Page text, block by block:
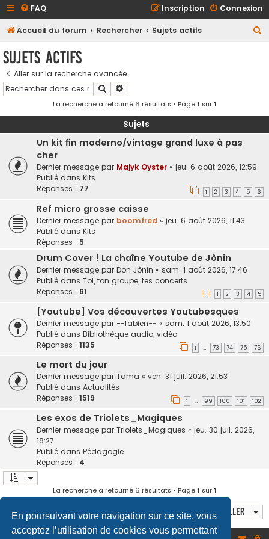
En poursuivant votre navigation sur ce site, vous
acceptez l’utilisation de cookies vous permettant
FAQ Connexion
Inscription
Accueil du forum Rechercher Sujets actifs
Sujets actifs
Aller sur la recherche avancée
Rechercher
La recherche a retourné 6 résultats • Page1 sur1
Sujets
Un kit fin moderno/vintage grand luxe à pas
cher
Dernier message par Majyk Oyster « jeu. 6 août 2026, 12:59
Publié dans Kits
Réponses : 77 1 2 3 4 5 6
Ref micro grosse caisse
Dernier message par boomfred « jeu. 6 août 2026, 11:43
Publié dans Kits
Réponses : 5
Drum Cover ! La chaîne Youtube de Jônin
Dernier message par Don Jônin « sam. 1 août 2026, 17:46
Publié dans Toi, ton groupe, tes concerts
Réponses : 61 1 2 3 4 5
[Youtube] Vos découvertes Youtubesques
Dernier message par --fabien-- « sam. 1 août 2026, 13:50
Publié dans Bibliothèque audio, vidéo
Réponses : 1135 1 … 73 74 75 76
Le mort du jour
Dernier message par Tama « ven. 31 juil. 2026, 21:53
Publié dans Actualités
Réponses : 1519 1 … 99 100 101 102
Les exos de Triolets_Magiques
Dernier message par Triolets_Magiques « jeu. 30 juil. 2026,
18:27
Publié dans Pédagogie
Réponses : 4
La recherche a retourné 6 résultats • Page1 sur1
Aller